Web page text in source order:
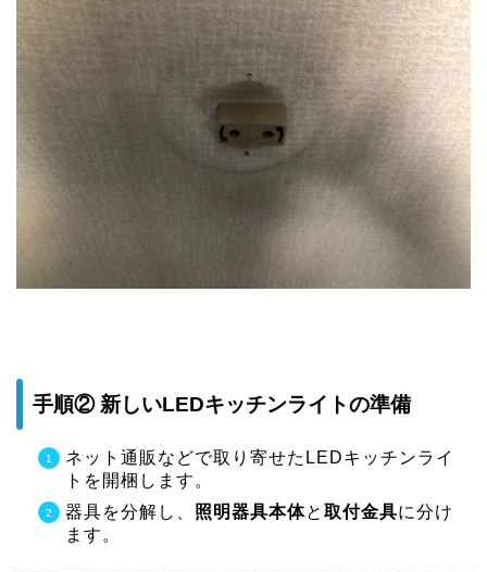
手順② 新しいLEDキッチンライトの準備
ネット通販などで取り寄せたLEDキッチンライ
トを開梱します。
器具を分解し、 照明器具本体と 取付金具に分け
ます。